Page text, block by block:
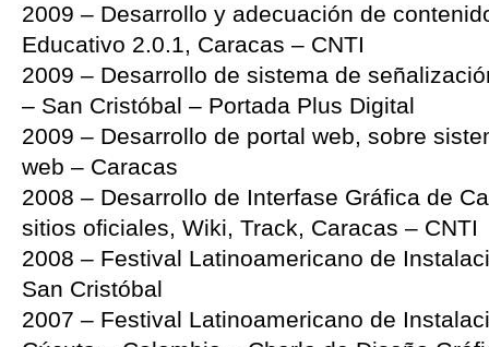
2009 – Desarrollo y adecuación de
Educativo 2.0.1, Caracas – CNTI
2009 – Desarrollo de sistema de
– San Cristóbal – Portada Plus Digital
2009 – Desarrollo de portal web, sobre
web – Caracas
2008 – Desarrollo de Interfase Gráfica de
sitios oficiales, Wiki, Track, Caracas – CNTI
2008 – Festival Latinoamericano de
San Cristóbal
2007 – Festival Latinoamericano de